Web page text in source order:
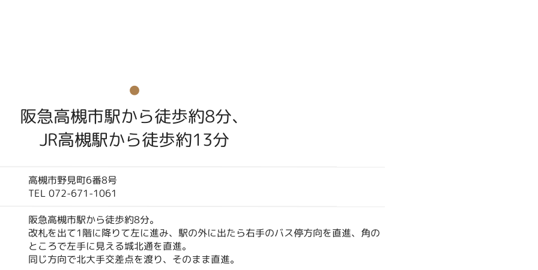
阪急高槻市駅から徒歩約8分、
JR高槻駅から徒歩約13分
高槻市野見町6番8号
TEL 072-671-1061
阪急高槻市駅から徒歩約8分。
改札を出て1階に降りて左に進み、駅の外に出たら右手のバス停方向を直進、角の
ところで左手に見える城北通を直進。
同じ方向で北大手交差点を渡り、そのまま直進。